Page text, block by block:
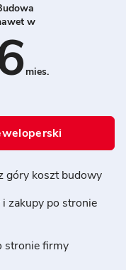
w
mies.
góry koszt budowy
zakupy po stronie
stronie firmy